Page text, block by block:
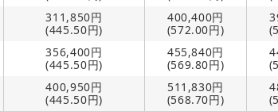
311,850円
(445.50円)
400,400円
(572.00円)
356,400円
(445.50円)
455,840円
(569.80円)
400,950円
(445.50円)
511,830円
(568.70円)